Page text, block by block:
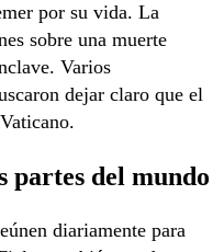
por su vida. La
sobre una muerte
Varios
dejar claro que el
partes del mundo
diariamente para